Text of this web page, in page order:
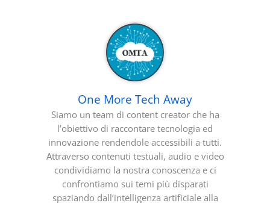
One More Tech Away
Siamo un team di content creator che ha
l’obiettivo di raccontare tecnologia ed
innovazione rendendole accessibili a tutti.
Attraverso contenuti testuali, audio e video
condividiamo la nostra conoscenza e ci
confrontiamo sui temi più disparati
spaziando dall’intelligenza artificiale alla